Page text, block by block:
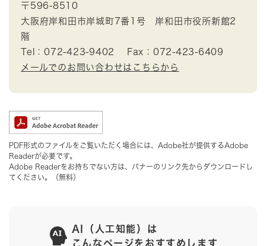
〒596-8510
大阪府岸和田市岸城町7番1号 岸和田市役所新館2
階
Tel：072-423-9402
Fax：072-423-6409
メールでのお問い合わせはこちらから
PDF形式のファイルをご覧いただく場合には、Adobe社が提供するAdobe
Readerが必要です。
Adobe Readerをお持ちでない方は、バナーのリンク先からダウンロードし
てください。（無料）
AI（人工知能）は
こんなページをおすすめします